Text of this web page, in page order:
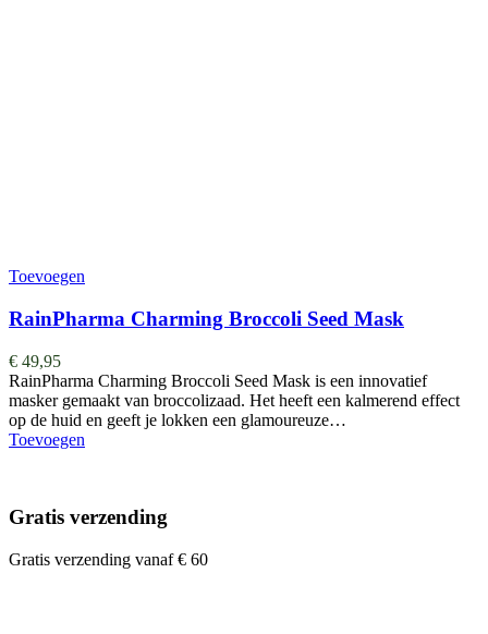
Toevoegen
RainPharma Charming Broccoli Seed Mask
€ 49,95
RainPharma Charming Broccoli Seed Mask is een innovatief
masker gemaakt van broccolizaad. Het heeft een kalmerend effect
op de huid en geeft je lokken een glamoureuze…
Toevoegen
Gratis verzending
Gratis verzending vanaf € 60